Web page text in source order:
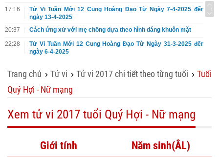
17:16
Tử Vi Tuần Mới 12 Cung Hoàng Đạo Từ Ngày 7-4-2025 đến
ngày 13-4-2025
20:37
Cách ứng xử với mẹ chồng dựa theo hình dáng khuôn mặt
22:28
Tử Vi Tuần Mới 12 Cung Hoàng Đạo Từ Ngày 31-3-2025 đến
ngày 6-4-2025
Trang chủ › Tử vi › Tử vi 2017 chi tiết theo từng tuổi › Tuổi
Quý Hợi - Nữ mạng
Xem tử vi 2017 tuổi Quý Hợi - Nữ mạng
Giới tính Năm sinh(ÂL)